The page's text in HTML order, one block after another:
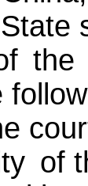
the
of